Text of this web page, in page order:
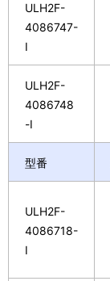
ULH2F-
4086747-
I
ULH2F-
4086748
-I
型番
ULH2F-
4086718-
I